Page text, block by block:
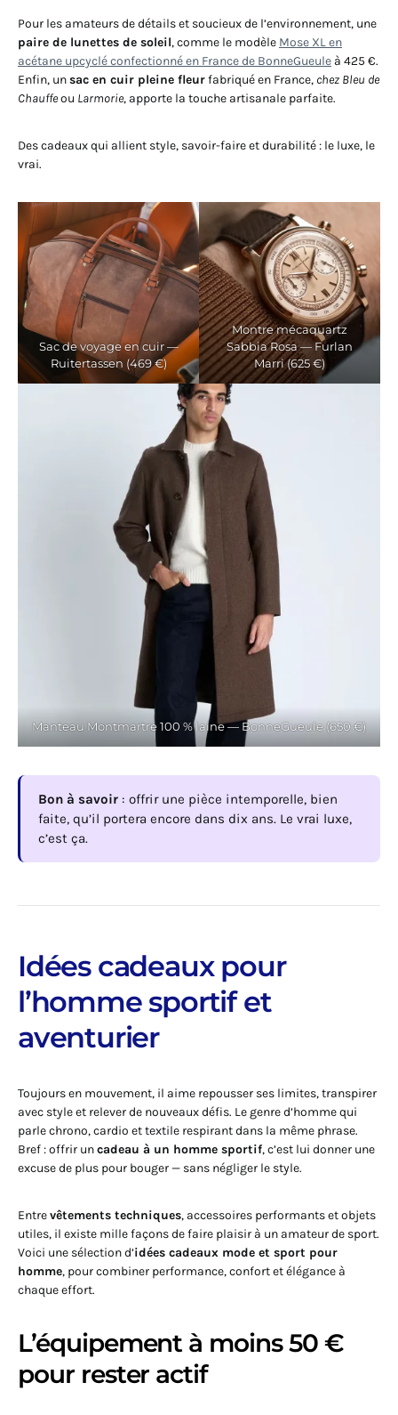
Pour les amateurs de détails et soucieux de l’environnement, une
paire de lunettes de soleil, comme le modèle Mose XL en
acétane upcyclé confectionné en France de BonneGueule à 425 €.
Enfin, unsac en cuir pleine fleurfabriqué en France, chez Bleu de
Chauffeou Larmorie, apporte la touche artisanale parfaite.
Des cadeaux qui allient style, savoir-faire et durabilité : le luxe, le
vrai.
Sac de voyage en cuir —
Ruitertassen (469 €)
Montre mécaquartz
Sabbia Rosa — Furlan
Marri (625 €)
Manteau Montmartre 100 % laine — BonneGueule (650 €)
Bon à savoir : offrir une pièce intemporelle, bien
faite, qu’il portera encore dans dix ans. Le vrai luxe,
c’est ça.
Idées cadeaux pour
l’homme sportif et
aventurier
Toujours en mouvement, il aime repousser ses limites, transpirer
avec style et relever de nouveaux défis. Le genre d’homme qui
parle chrono, cardio et textile respirant dans la même phrase.
Bref : offrir uncadeau à un homme sportif, c’est lui donner une
excuse de plus pour bouger — sans négliger le style.
Entrevêtements techniques, accessoires performants et objets
utiles, il existe mille façons de faire plaisir à un amateur de sport.
Voici une sélection d’idées cadeaux mode et sport pour
homme, pour combiner performance, confort et élégance à
chaque effort.
L’équipement à moins 50 €
pour rester actif